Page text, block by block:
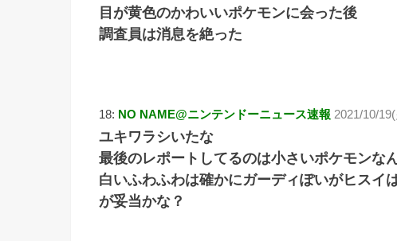
目が黄色のかわいいポケモンに会った後
調査員は消息を絶った
18: NO NAME@ニンテンドーニュース速報 2021/10/
ユキワラシいたな
最後のレポートしてるのは小さいポケモンな
白いふわふわは確かにガーディぽいがヒスイ
が妥当かな？